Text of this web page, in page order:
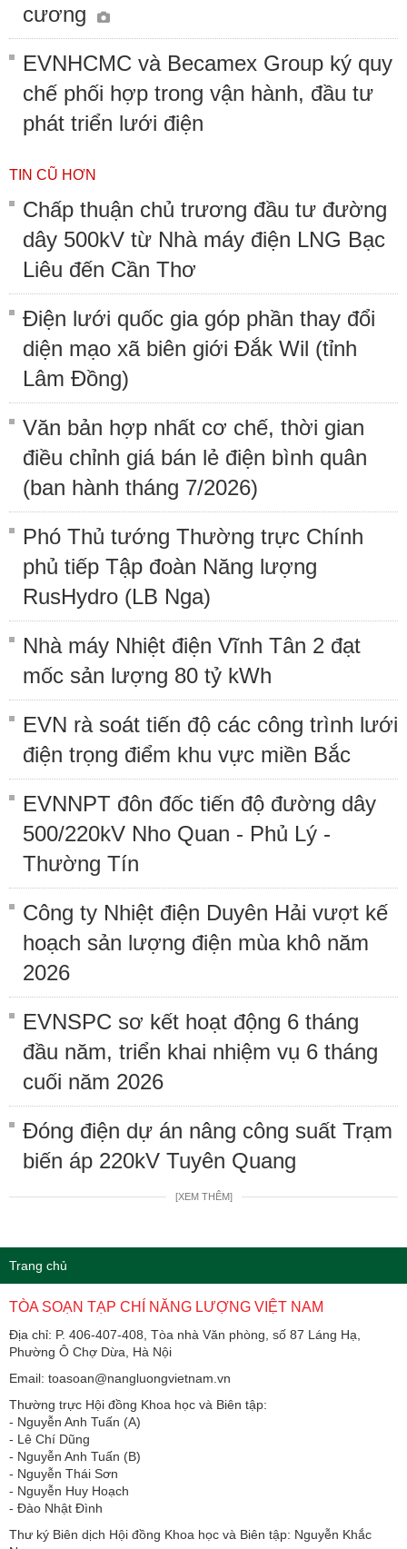
cương
EVNHCMC và Becamex Group ký quy
chế phối hợp trong vận hành, đầu tư
phát triển lưới điện
TIN CŨ HƠN
Chấp thuận chủ trương đầu tư đường
dây 500kV từ Nhà máy điện LNG Bạc
Liêu đến Cần Thơ
Điện lưới quốc gia góp phần thay đổi
diện mạo xã biên giới Đắk Wil (tỉnh
Lâm Đồng)
Văn bản hợp nhất cơ chế, thời gian
điều chỉnh giá bán lẻ điện bình quân
(ban hành tháng 7/2026)
Phó Thủ tướng Thường trực Chính
phủ tiếp Tập đoàn Năng lượng
RusHydro (LB Nga)
Nhà máy Nhiệt điện Vĩnh Tân 2 đạt
mốc sản lượng 80 tỷ kWh
EVN rà soát tiến độ các công trình lưới
điện trọng điểm khu vực miền Bắc
EVNNPT đôn đốc tiến độ đường dây
500/220kV Nho Quan - Phủ Lý -
Thường Tín
Công ty Nhiệt điện Duyên Hải vượt kế
hoạch sản lượng điện mùa khô năm
2026
EVNSPC sơ kết hoạt động 6 tháng
đầu năm, triển khai nhiệm vụ 6 tháng
cuối năm 2026
Đóng điện dự án nâng công suất Trạm
biến áp 220kV Tuyên Quang
[XEM THÊM]
Trang chủ
TÒA SOẠN TẠP CHÍ NĂNG LƯỢNG VIỆT NAM
Địa chỉ: P. 406-407-408, Tòa nhà Văn phòng, số 87 Láng Hạ,
Phường Ô Chợ Dừa, Hà Nội
Email: toasoan@nangluongvietnam.vn
Thường trực Hội đồng Khoa học và Biên tập:
​​​​​​- Nguyễn Anh Tuấn (A)
- Lê Chí Dũng
- Nguyễn Anh Tuấn (B)
- Nguyễn Thái Sơn
- Nguyễn Huy Hoạch
- Đào Nhật Đình
Thư ký Biên dịch Hội đồng Khoa học và Biên tập: Nguyễn Khắc